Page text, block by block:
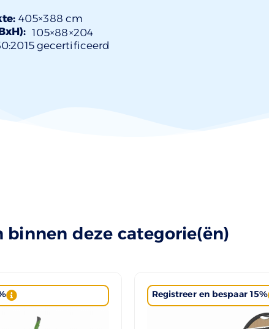
405×388 cm
105×88×204
gecertificeerd
binnen deze categorie(ën)
Registreer en bespaar 15%